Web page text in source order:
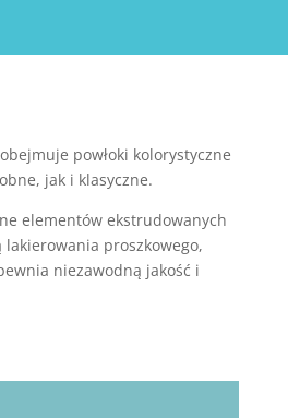
powłoki kolorystyczne
jak i klasyczne.
elementów ekstrudowanych
proszkowego,
niezawodną jakość i